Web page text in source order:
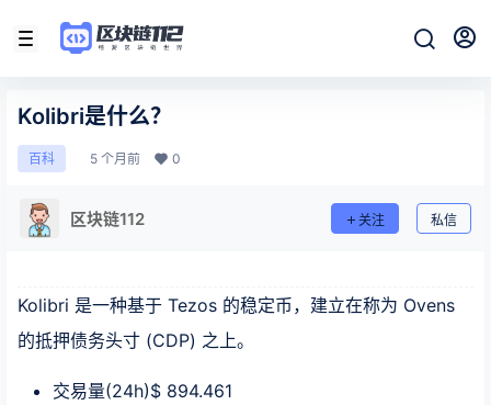
Kolibri是什么？
百科 5 个月前 0
区块链112 关注 私信
Kolibri 是一种基于 Tezos 的稳定币，建立在称为 Ovens
的抵押债务头寸 (CDP) 之上。
交易量(24h)$ 894.461